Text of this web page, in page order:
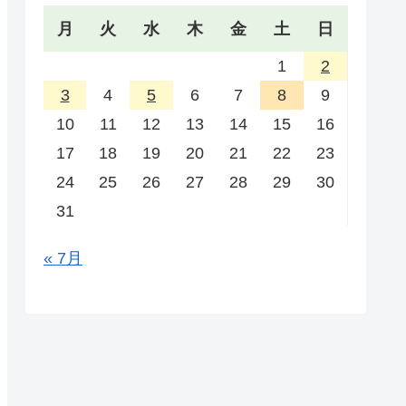
月 火 水 木 金 土 日
1
2
3
4 5 6 7 8
9
10
11 12 13 14 15
16
17
18 19 20 21 22
23
24
25 26 27 28 29
30
31
« 7月